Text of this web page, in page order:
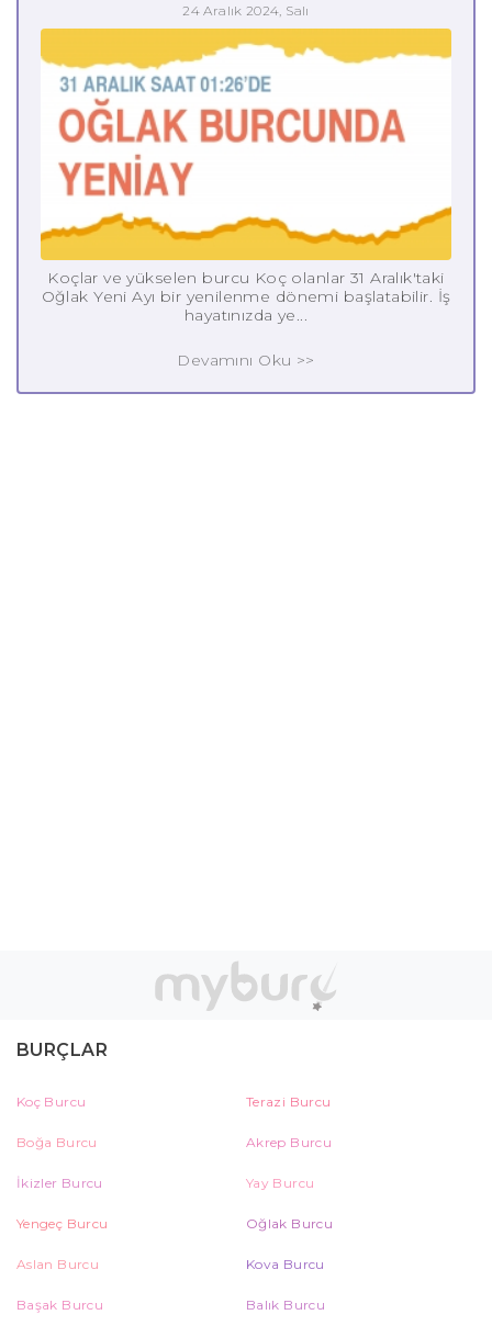
24 Aralık 2024, Salı
Koçlar ve yükselen burcu Koç olanlar 31 Aralık'taki
Oğlak Yeni Ayı bir yenilenme dönemi başlatabilir. İş
hayatınızda ye...
Devamını Oku >>
BURÇLAR
Koç Burcu Terazi Burcu
Boğa Burcu Akrep Burcu
İkizler Burcu Yay Burcu
Yengeç Burcu Oğlak Burcu
Aslan Burcu Kova Burcu
Başak Burcu Balık Burcu